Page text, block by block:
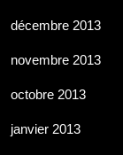
décembre 2013
novembre 2013
octobre 2013
janvier 2013